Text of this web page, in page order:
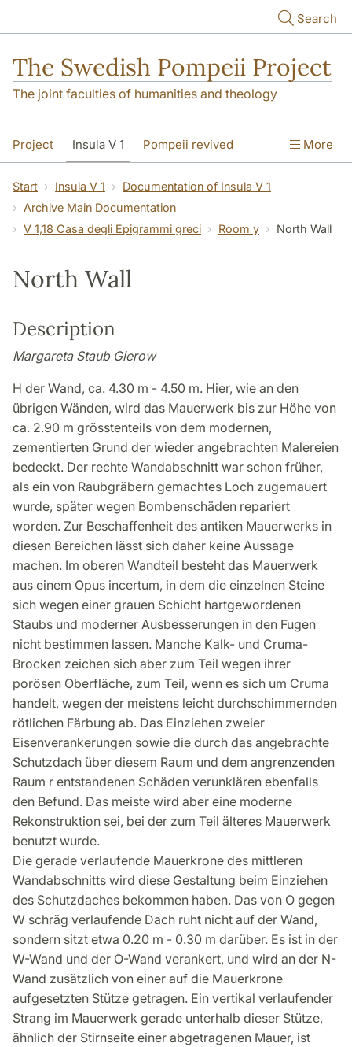
Search
The Swedish Pompeii Project
The joint faculties of humanities and theology
Project Insula V 1 Pompeii revived More
Start Insula V 1
Documentation of Insula V 1
Archive Main Documentation
V 1,18 Casa degli Epigrammi greci
Room y North Wall
North Wall
Description
Margareta Staub Gierow
H der Wand, ca. 4.30 m - 4.50 m. Hier, wie an den
übrigen Wänden, wird das Mauerwerk bis zur Höhe von
ca. 2.90 m grösstenteils von dem modernen,
zementierten Grund der wieder angebrachten Malereien
bedeckt. Der rechte Wandabschnitt war schon früher,
als ein von Raubgräbern gemachtes Loch zugemauert
wurde, später wegen Bombenschäden repariert
worden. Zur Beschaffenheit des antiken Mauerwerks in
diesen Bereichen lässt sich daher keine Aussage
machen. Im oberen Wandteil besteht das Mauerwerk
aus einem Opus incertum, in dem die einzelnen Steine
sich wegen einer grauen Schicht hartgewordenen
Staubs und moderner Ausbesserungen in den Fugen
nicht bestimmen lassen. Manche Kalk- und Cruma-
Brocken zeichen sich aber zum Teil wegen ihrer
porösen Oberfläche, zum Teil, wenn es sich um Cruma
handelt, wegen der meistens leicht durchschimmernden
rötlichen Färbung ab. Das Einziehen zweier
Eisenverankerungen sowie die durch das angebrachte
Schutzdach über diesem Raum und dem angrenzenden
Raum r entstandenen Schäden verunklären ebenfalls
den Befund. Das meiste wird aber eine moderne
Rekonstruktion sei, bei der zum Teil älteres Mauerwerk
benutzt wurde.
Die gerade verlaufende Mauerkrone des mittleren
Wandabschnitts wird diese Gestaltung beim Einziehen
des Schutzdaches bekommen haben. Das von O gegen
W schräg verlaufende Dach ruht nicht auf der Wand,
sondern sitzt etwa 0.20 m - 0.30 m darüber. Es ist in der
W-Wand und der O-Wand verankert, und wird an der N-
Wand zusätzlich von einer auf die Mauerkrone
aufgesetzten Stütze getragen. Ein vertikal verlaufender
Strang im Mauerwerk gerade unterhalb dieser Stütze,
ähnlich der Stirnseite einer abgetragenen Mauer, ist